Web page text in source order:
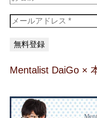
Mentalist DaiGo ×